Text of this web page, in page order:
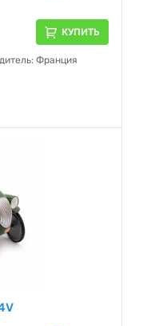
КУПИТЬ
Франция